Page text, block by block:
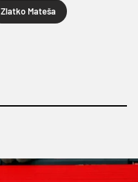
Zlatko Mateša